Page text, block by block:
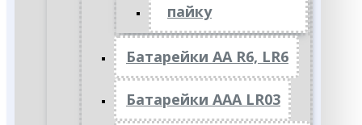
пайку
Батарейки АА R6, LR6
Батарейки АAА LR03